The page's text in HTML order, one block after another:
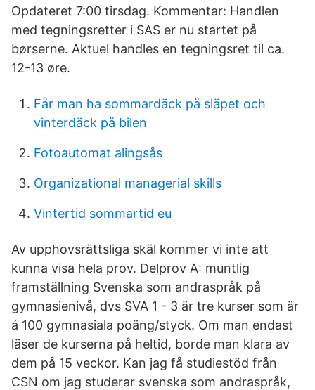
Opdateret 7:00 tirsdag. Kommentar: Handlen
med tegningsretter i SAS er nu startet på
børserne. Aktuel handles en tegningsret til ca.
12-13 øre.
Får man ha sommardäck på släpet och
vinterdäck på bilen
Fotoautomat alingsås
Organizational managerial skills
Vintertid sommartid eu
Av upphovsrättsliga skäl kommer vi inte att
kunna visa hela prov. Delprov A: muntlig
framställning Svenska som andraspråk på
gymnasienivå, dvs SVA 1 - 3 är tre kurser som är
á 100 gymnasiala poäng/styck. Om man endast
läser de kurserna på heltid, borde man klara av
dem på 15 veckor. Kan jag få studiestöd från
CSN om jag studerar svenska som andraspråk,